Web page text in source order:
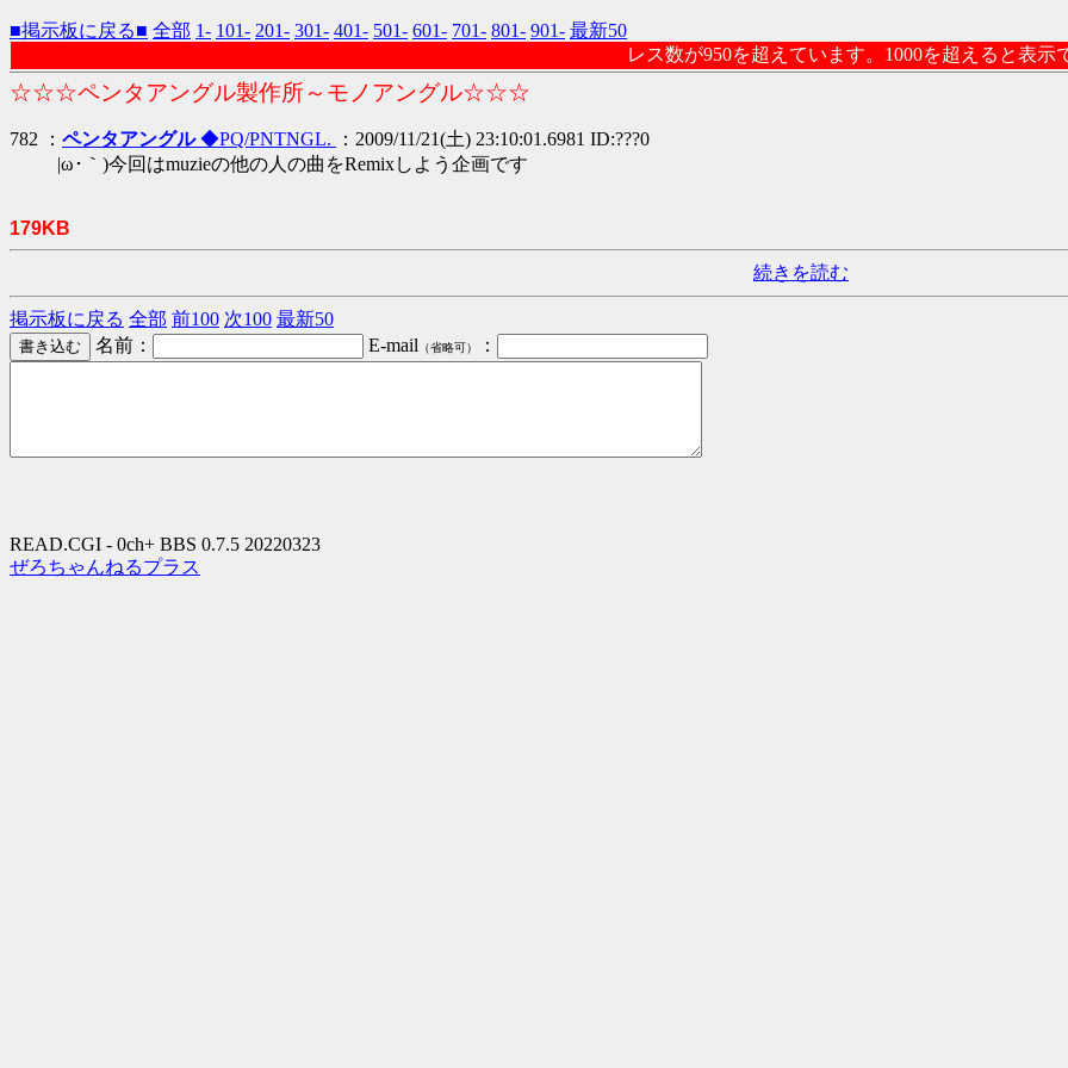
■掲示板に戻る■ 全部 1- 101- 201- 301- 401- 501- 601- 701- 801- 901- 最新50
レス数が950を超えています。1000を超えると表示
☆☆☆ペンタアングル製作所～モノアングル☆☆☆
782 ： ペンタアングル◆PQ/PNTNGL.
：2009/11/21(土) 23:10:01.6981 ID:???0
|ω･｀)今回はmuzieの他の人の曲をRemixしよう企画です
179KB
続きを読む
掲示板に戻る 全部 前100 次100 最新50
名前：
E-mail （省略可） ：
READ.CGI - 0ch+ BBS 0.7.5 20220323
ぜろちゃんねるプラス